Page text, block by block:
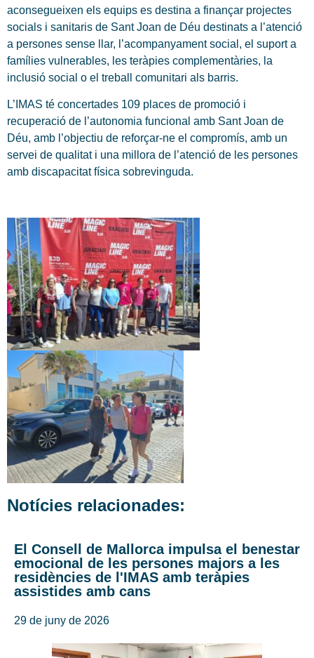
aconsegueixen els equips es destina a finançar projectes
socials i sanitaris de Sant Joan de Déu destinats a l’atenció
a persones sense llar, l’acompanyament social, el suport a
famílies vulnerables, les teràpies complementàries, la
inclusió social o el treball comunitari als barris.
L’IMAS té concertades 109 places de promoció i
recuperació de l’autonomia funcional amb Sant Joan de
Déu, amb l’objectiu de reforçar-ne el compromís, amb un
servei de qualitat i una millora de l’atenció de les persones
amb discapacitat física sobrevinguda.
Notícies relacionades:
El Consell de Mallorca impulsa el benestar
emocional de les persones majors a les
residències de l'IMAS amb teràpies
assistides amb cans
29 de juny de 2026